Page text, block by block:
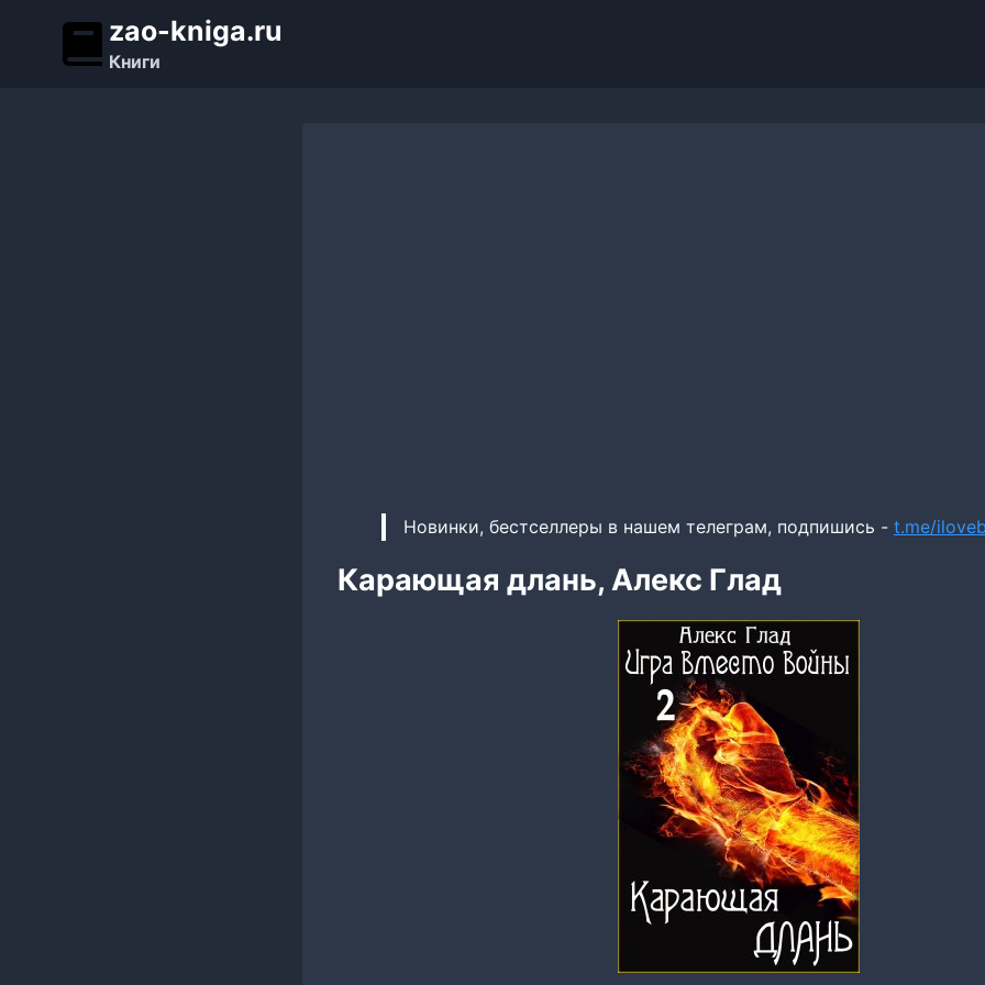
содержимому
zao-kniga.ru
Книги
Новинки, бестселлеры в нашем телеграм, подпишись - t.me/
Карающая длань, Алекс Глад